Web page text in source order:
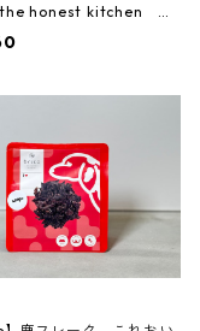
honest kitchen タ